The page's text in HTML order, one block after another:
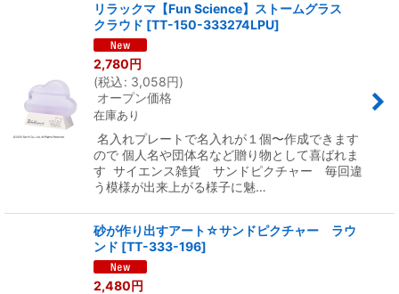
リラックマ【Fun Science】ストームグラス
クラウド [TT-150-333274LPU]
2,780円
(税込: 3,058円)
オープン価格
在庫あり
名入れプレートで名入れが１個〜作成できます
ので 個人名や団体名など贈り物として喜ばれま
す サイエンス雑貨 サンドピクチャー 毎回違
う模様が出来上がる様子に魅…
砂が作り出すアート☆サンドピクチャー ラウ
ンド [TT-333-196]
2,480円